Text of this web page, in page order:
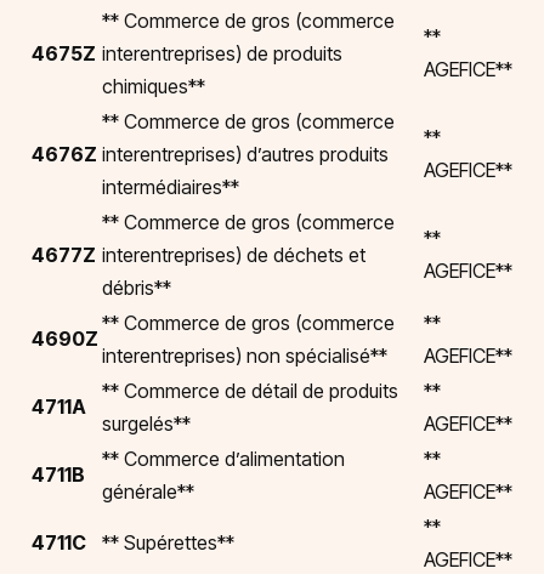
4675Z
** Commerce de gros (commerce
interentreprises) de produits
chimiques**
**
AGEFICE**
4676Z
** Commerce de gros (commerce
interentreprises) d’autres produits
intermédiaires**
**
AGEFICE**
4677Z
** Commerce de gros (commerce
interentreprises) de déchets et
débris**
**
AGEFICE**
4690Z
** Commerce de gros (commerce
interentreprises) non spécialisé**
**
AGEFICE**
4711A
** Commerce de détail de produits
surgelés**
**
AGEFICE**
4711B
** Commerce d’alimentation
générale**
**
AGEFICE**
4711C ** Supérettes**
**
AGEFICE**